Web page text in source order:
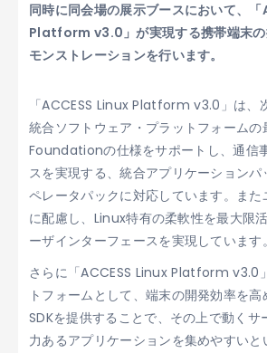
同時に同会場の展示ブースにおいて、
Platform v3.0」が実現する携帯端末の
モンストレーションを行います。
「ACCESS Linux Platform v3.0」は、
統合ソフトウェア・プラットフォーム
Foundationの仕様をサポートし、通信
スを実現する、統合アプリケーションパ
ペレータパックに対応しています。また
に配慮し、Linux特有の柔軟性を最大限
ーザインターフェースを実現しています。
さらに「ACCESS Linux Platform v3.0
トフォームとして、端末の開発効率を高
SDKを提供することで、その上で動くサ
力あるアプリケーションを集めやすいと